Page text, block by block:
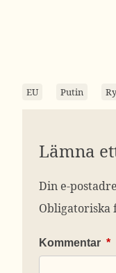
EU Putin
Lämna
Din e-
Kommentar *